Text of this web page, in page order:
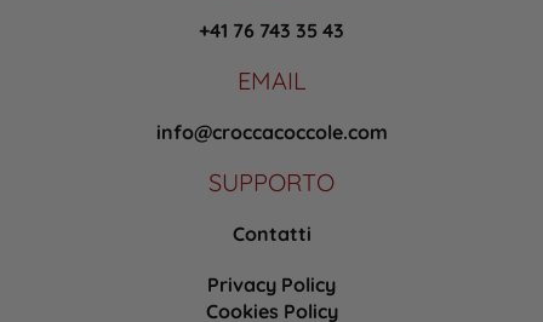
+41 76 743 35 43
EMAIL
info@croccacoccole.com
SUPPORTO
Contatti
Privacy Policy
Cookies Policy